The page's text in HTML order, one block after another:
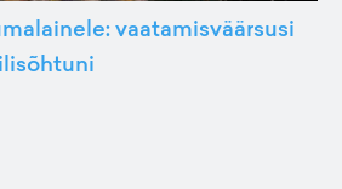
vaatamisväärsusi